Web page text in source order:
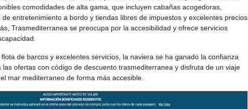
comodidades de alta gama, que incluyen cabañas acogedoras,
entretenimiento a bordo y tiendas libres de impuestos y excelentes precios
Trasmediterranea se preocupa por la accesibilidad y ofrece servicios
de barcos y excelentes servicios, la naviera se ha ganado la confianza
ofertas con código de descuento trasmediterranea y disfruta de un viaje
mar mediterraneo de forma más accesible.